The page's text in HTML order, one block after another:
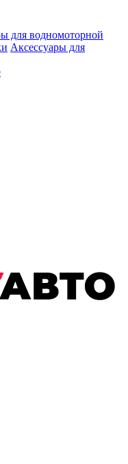
для водномоторной
Аксессуары для